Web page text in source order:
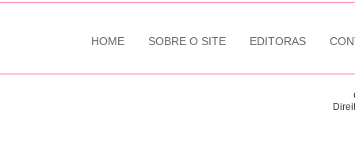
HOME SOBRE O SITE EDITORAS